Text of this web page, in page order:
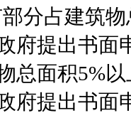
分占建筑
府提出书面
总面积5%
府提出书面